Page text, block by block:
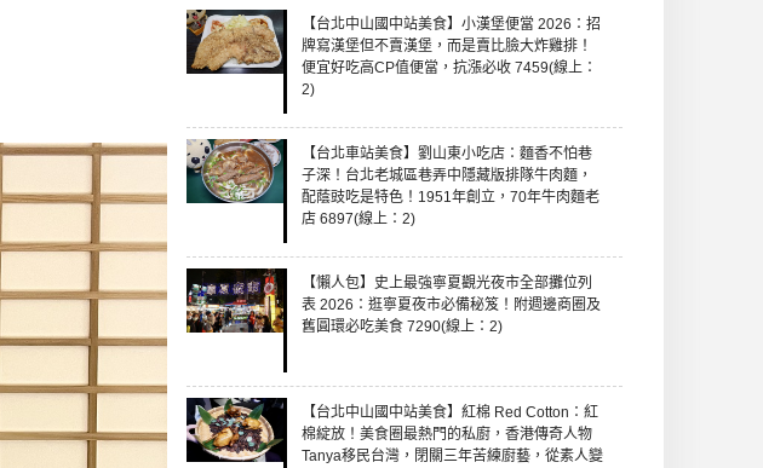
【台北中山國中站美食】小漢堡便當 2026：招
牌寫漢堡但不賣漢堡，而是賣比臉大炸雞排！
便宜好吃高CP值便當，抗漲必收 7459(線上：
2)
【台北車站美食】劉山東小吃店：麵香不怕巷
子深！台北老城區巷弄中隱藏版排隊牛肉麵，
配蔭豉吃是特色！1951年創立，70年牛肉麵老
店 6897(線上：2)
【懶人包】史上最強寧夏觀光夜市全部攤位列
表 2026：逛寧夏夜市必備秘笈！附週邊商圈及
舊圓環必吃美食 7290(線上：2)
【台北中山國中站美食】紅棉 Red Cotton：紅
棉綻放！美食圈最熱門的私廚，香港傳奇人物
Tanya移民台灣，閉關三年苦練廚藝，從素人變